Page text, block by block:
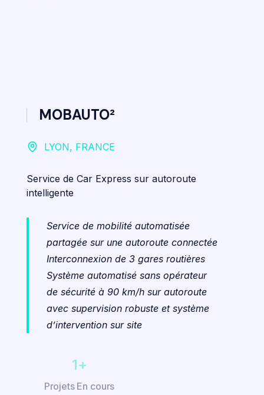
MOBAUTO²
LYON, FRANCE
Service de Car Express sur autoroute
intelligente
Service de mobilité automatisée
partagée sur une autoroute connectée
Interconnexion de 3 gares routières
Système automatisé sans opérateur
de sécurité à 90 km/h sur autoroute
avec supervision robuste et système
d’intervention sur site
Projets En cours
10+